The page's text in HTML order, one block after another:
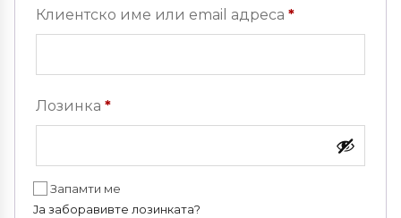
Клиентско име или email адреса *
Лозинка *Задолжително
Запамти ме
Ја заборавивте лозинката?